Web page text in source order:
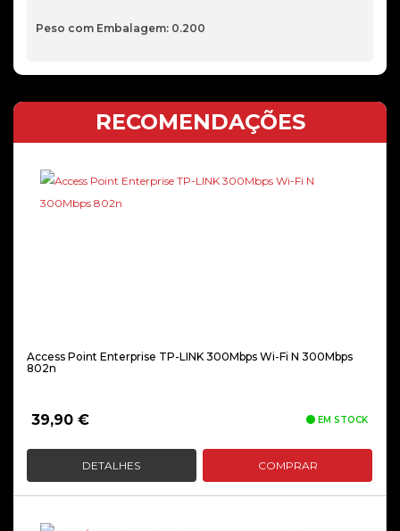
Peso com Embalagem: 0.200
RECOMENDAÇÕES
Access Point Enterprise TP-LINK 300Mbps Wi-Fi N 300Mbps
802n
39,90 € EM STOCK
DETALHES COMPRAR